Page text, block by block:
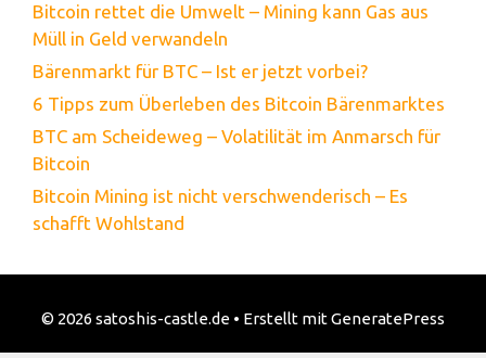
Bitcoin rettet die Umwelt – Mining kann Gas aus
Müll in Geld verwandeln
Bärenmarkt für BTC – Ist er jetzt vorbei?
6 Tipps zum Überleben des Bitcoin Bärenmarktes
BTC am Scheideweg – Volatilität im Anmarsch für
Bitcoin
Bitcoin Mining ist nicht verschwenderisch – Es
schafft Wohlstand
© 2026 satoshis-castle.de • Erstellt mitGeneratePress